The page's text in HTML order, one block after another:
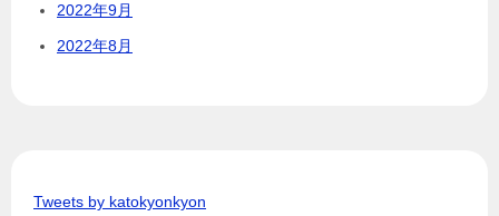
2022年9月
2022年8月
Tweets by katokyonkyon